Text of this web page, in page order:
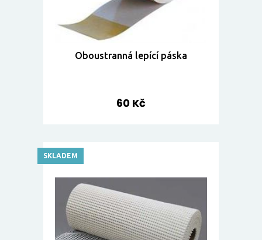
Oboustranná lepící páska
60 Kč
SKLADEM